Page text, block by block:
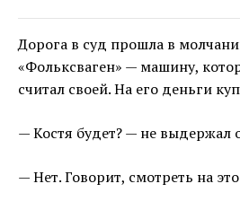
Дорога в суд прошла в
«Фольксваген» — машину,
считал своей. На его деньги
— Костя будет? — не выдержал
— Нет. Говорит, смотреть на